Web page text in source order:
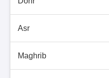
Asr
Maghrib